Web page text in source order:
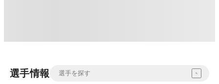
選手情報